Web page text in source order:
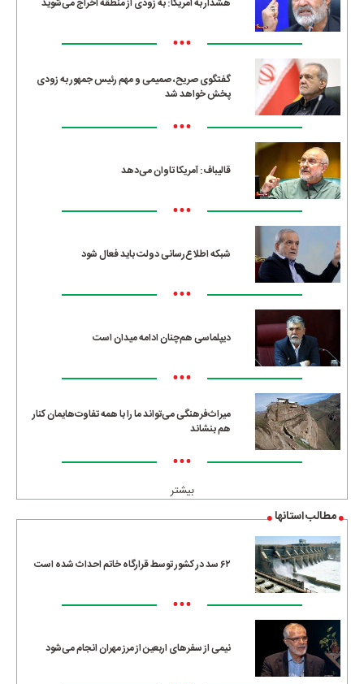
هشدار به آمریکا: به زودی از منطقه اخراج می‌شوید
•••
گفتگوی صریح، صمیمی و مهم رئیس جمهور به زودی
پخش خواهد شد
•••
قالیباف: آمریکا تاوان می‌دهد
•••
شبکه اطلاع‌رسانی دولت باید فعال شود
•••
دیپلماسی هم‌چنان ادامه میدان است
•••
میراث‌فرهنگی می‌تواند ما را با همه تفاوت‌هایمان کنار
هم بنشاند
•••
بیشتر
مطالب استانها
۶۲ سد در کشور توسط قرارگاه خاتم احداث شده است
•••
نیمی از سفرهای اربعین از مرز مهران انجام می‌شود